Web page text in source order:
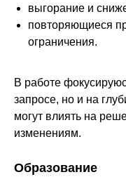
выгорание и
повторяющиеся
ограничения.
В работе
запросе, но и на
могут влиять на
изменениям.
Образование